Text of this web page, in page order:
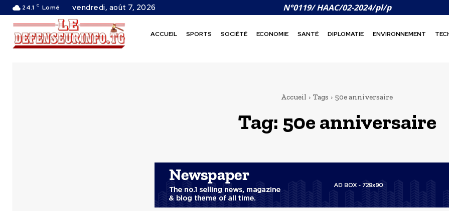
24.1 C Lomé vendredi, août 7, 2026 N°0119/ HAAC/02-2024/pl/p
ACCUEIL SPORTS SOCIÉTÉ ECONOMIE SANTÉ DIPLOMATIE ENVIRONNEMENT
Accueil Tags 50e anniversaire
Tag: 50e anniversaire